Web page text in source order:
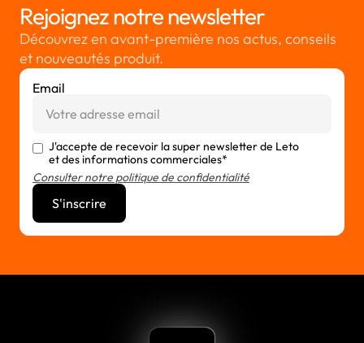
Rejoignez notre newsletter
Découvrez en avant-première nos actus, conseils
et nouveautés produit.
Email
J'accepte de recevoir la super newsletter de Leto
et des informations commerciales*
Consulter notre politique de confidentialité